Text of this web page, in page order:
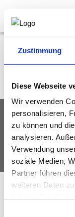
Zustimmung
Diese Webseite
Wir verwenden
personalisieren,
zu können und
analysieren.
Verwendung
soziale Medien,
Partner führen
weiteren Daten
Bundesland
©